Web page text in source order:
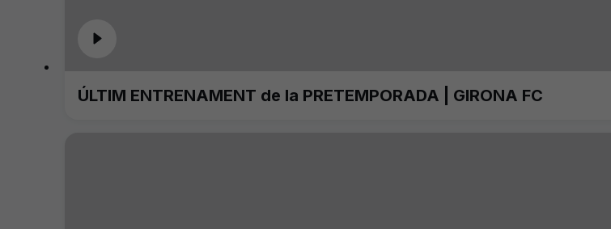
ÚLTIM ENTRENAMENT de la PRETEMPORADA | GIRONA FC